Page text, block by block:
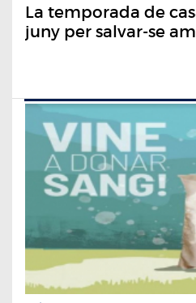
La temporada de
juny per salvar-se